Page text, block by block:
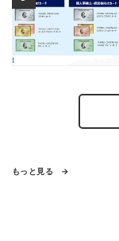
もっと見る